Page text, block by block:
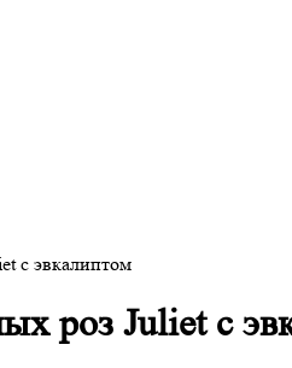
с эвкалиптом
роз Juliet с